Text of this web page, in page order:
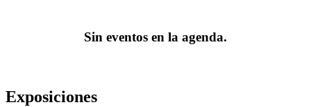
Sin eventos en la agenda.
Exposiciones